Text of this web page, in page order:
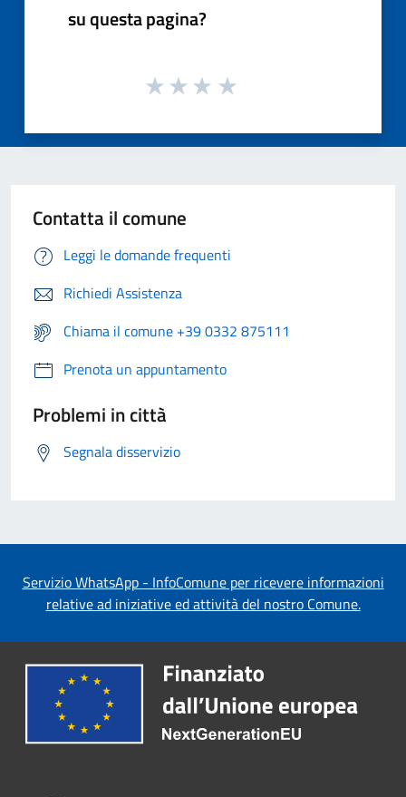
su questa pagina?
Contatta il comune
Leggi le domande frequenti
Richiedi Assistenza
Chiama il comune +39 0332 875111
Prenota un appuntamento
Problemi in città
Segnala disservizio
Servizio WhatsApp - InfoComune per ricevere informazioni
relative ad iniziative ed attività del nostro Comune.